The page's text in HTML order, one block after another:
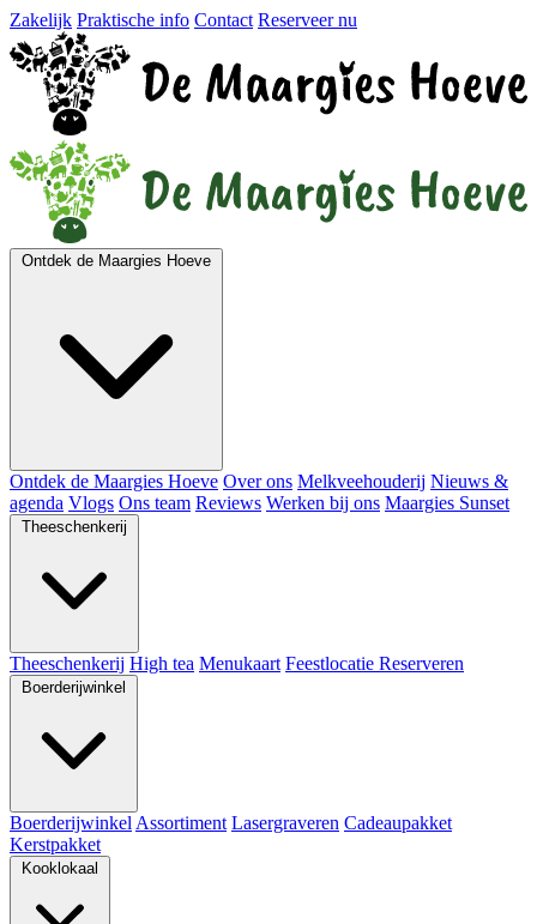
Zakelijk Praktische info Contact Reserveer nu
Ontdek de Maargies Hoeve
Ontdek de Maargies Hoeve Over ons Melkveehouderij Nieuws &
agenda Vlogs Ons team Reviews Werken bij ons Maargies Sunset
Theeschenkerij
Theeschenkerij High tea Menukaart Feestlocatie Reserveren
Boerderijwinkel
Boerderijwinkel Assortiment Lasergraveren Cadeaupakket
Kerstpakket
Kooklokaal